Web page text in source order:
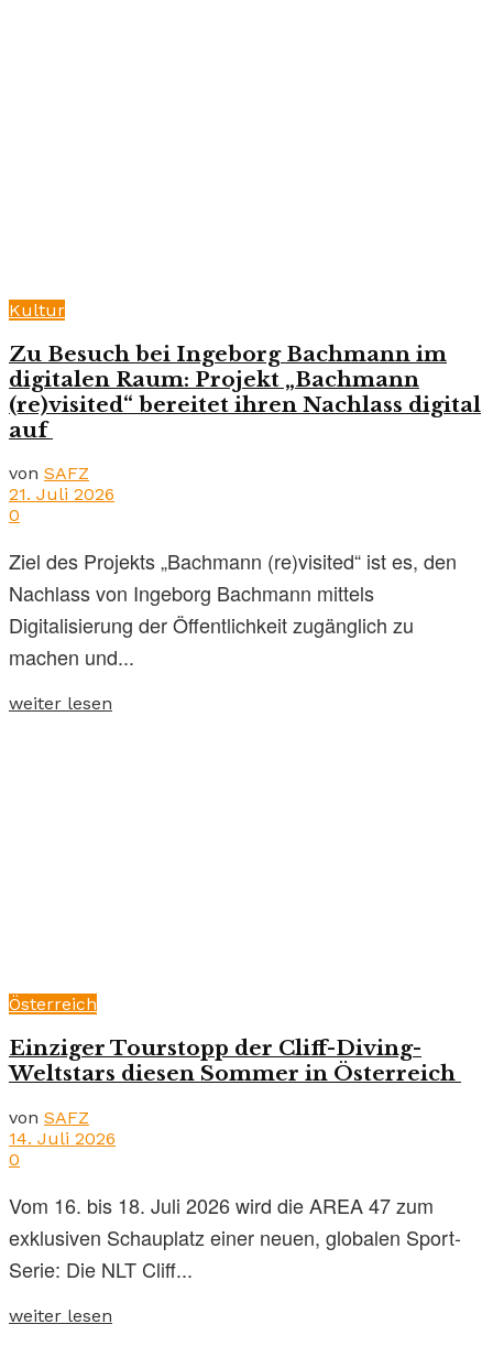
Kultur
Zu Besuch bei Ingeborg Bachmann im
digitalen Raum: Projekt „Bachmann
(re)visited“ bereitet ihren Nachlass digital
auf
von SAFZ
21. Juli 2026
0
Ziel des Projekts „Bachmann (re)visited“ ist es, den
Nachlass von Ingeborg Bachmann mittels
Digitalisierung der Öffentlichkeit zugänglich zu
machen und...
weiter lesen
Österreich
Einziger Tourstopp der Cliff-Diving-
Weltstars diesen Sommer in Österreich
von SAFZ
14. Juli 2026
0
Vom 16. bis 18. Juli 2026 wird die AREA 47 zum
exklusiven Schauplatz einer neuen, globalen Sport-
Serie: Die NLT Cliff...
weiter lesen